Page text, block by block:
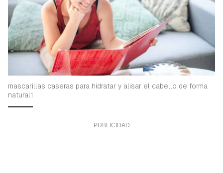
mascarillas caseras para hidratar y alisar el cabello de forma
natural1